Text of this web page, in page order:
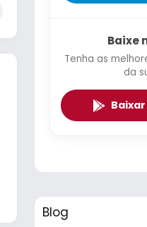
Baixe
Tenha as
da
Blog